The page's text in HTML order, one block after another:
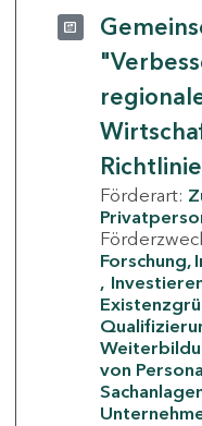
Förderart:
Forschung,
von